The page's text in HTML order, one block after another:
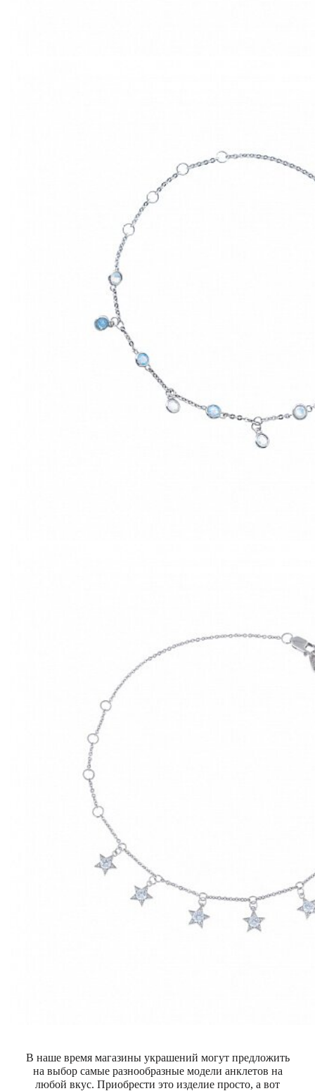
В наше время магазины украшений могут предложить
на выбор самые разнообразные модели анклетов на
любой вкус. Приобрести это изделие просто, а вот